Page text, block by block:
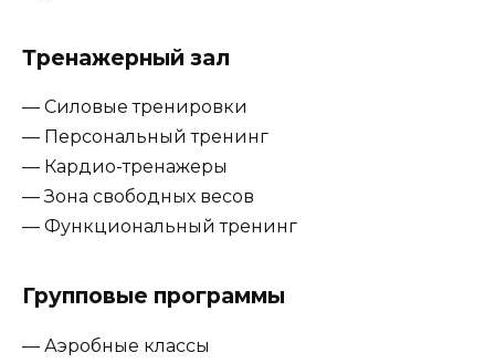
Тренажерный зал
— Силовые тренировки
— Персональный тренинг
— Кардио-тренажеры
— Зона свободных весов
— Функциональный тренинг
Групповые программы
— Аэробные классы